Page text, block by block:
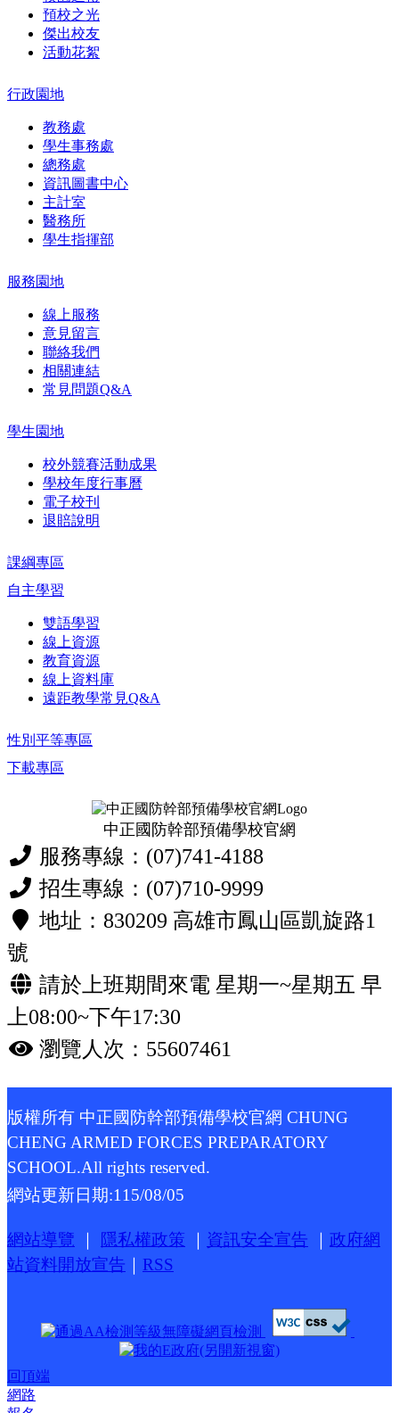
預校之光
傑出校友
活動花絮
行政園地
教務處
學生事務處
總務處
資訊圖書中心
主計室
醫務所
學生指揮部
服務園地
線上服務
意見留言
聯絡我們
相關連結
常見問題Q&A
學生園地
校外競賽活動成果
學校年度行事曆
電子校刊
退賠說明
課綱專區
自主學習
雙語學習
線上資源
教育資源
線上資料庫
遠距教學常見Q&A
性別平等專區
下載專區
中正國防幹部預備學校官網
服務專線：(07)741-4188
招生專線：(07)710-9999
地址：830209 高雄市鳳山區凱旋路1
號
請於上班期間來電 星期一~星期五 早
上08:00~下午17:30
瀏覽人次：55607461
版權所有 中正國防幹部預備學校官網 CHUNG
CHENG ARMED FORCES PREPARATORY
SCHOOL.All rights reserved.
網站更新日期:115/08/05
網站導覽 隱私權政策 資訊安全宣告
政府網
站資料開放宣告
RSS
回頂端
網路